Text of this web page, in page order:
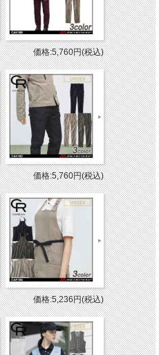
価格:5,760円(税込)
価格:5,760円(税込)
価格:5,236円(税込)